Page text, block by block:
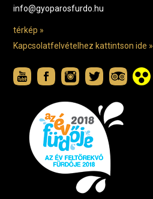
info@gyoparosfurdo.hu
térkép »
Kapcsolatfelvételhez kattintson ide »